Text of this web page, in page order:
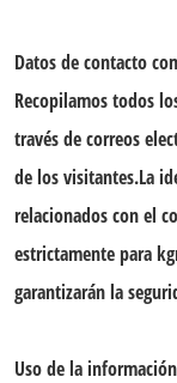
Datos de contacto
Recopilamos todos
través de correos
de los visitantes.La
relacionados con el
estrictamente para
garantizarán la
Uso de la información